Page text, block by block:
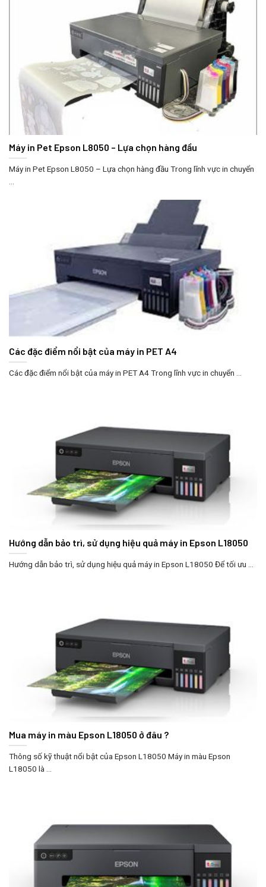
Máy in Pet Epson L8050 – Lựa chọn hàng đầu
Máy in Pet Epson L8050 – Lựa chọn hàng đầu Trong lĩnh vực in chuyển
Các đặc điểm nổi bật của máy in PET A4
Các đặc điểm nổi bật của máy in PET A4 Trong lĩnh vực in chuyển ...
Hướng dẫn bảo trì, sử dụng hiệu quả máy in Epson L18050
Hướng dẫn bảo trì, sử dụng hiệu quả máy in Epson L18050 Để tối ưu ...
Mua máy in màu Epson L18050 ở đâu ?
Thông số kỹ thuật nổi bật của Epson L18050 Máy in màu Epson
L18050 là ...